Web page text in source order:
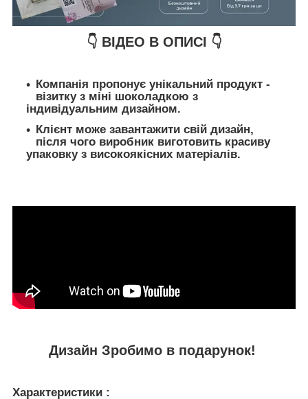
👇 ВІДЕО В ОПИСІ 👇
Компанія пропонує унікальний продукт -
візитку з міні шоколадкою з
індивідуальним дизайном.
Клієнт може завантажити свій дизайн,
після чого виробник виготовить красиву
упаковку з високоякісних матеріалів.
Дизайн Зробимо в подарунок!
Характеристики :